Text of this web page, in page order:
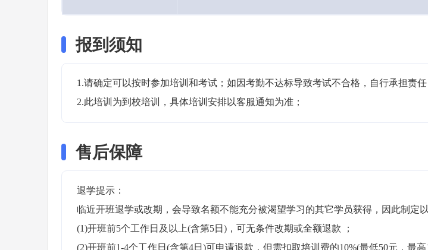
报到须知
1.请确定可以按时参加培训和考试；如因考勤不达标导致考试不合格，自行承担责任
2.此培训为到校培训，具体培训安排以客服通知为准；
售后保障
退学提示：
临近开班退学或改期，会导致名额不能充分被渴望学习的其它学员获得，因此制定
(1)开班前5个工作日及以上(含第5日)，可无条件改期或全额退款 ；
(2)开班前1-4个工作日(含第4日)可申请退款，但需扣取培训费的10%(最低50元，最高